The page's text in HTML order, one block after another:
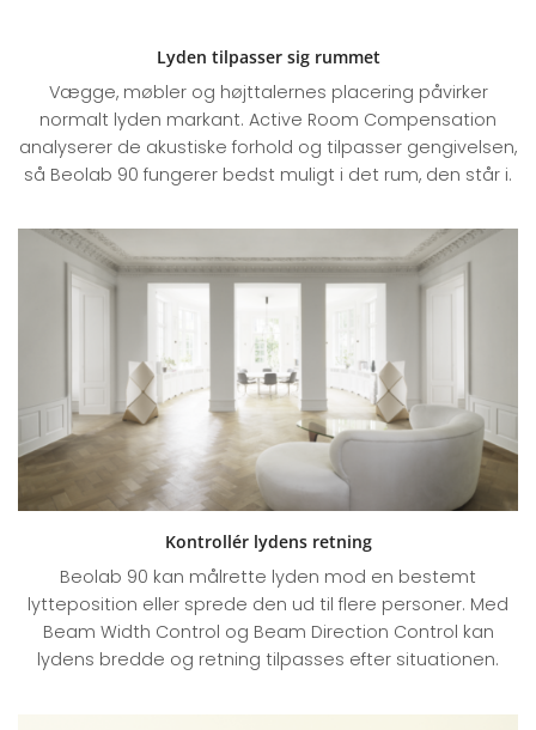
Lyden tilpasser sig rummet
Vægge, møbler og højttalernes placering påvirker
normalt lyden markant. Active Room Compensation
analyserer de akustiske forhold og tilpasser gengivelsen,
så Beolab 90 fungerer bedst muligt i det rum, den står i.
Kontrollér lydens retning
Beolab 90 kan målrette lyden mod en bestemt
lytteposition eller sprede den ud til flere personer. Med
Beam Width Control og Beam Direction Control kan
lydens bredde og retning tilpasses efter situationen.